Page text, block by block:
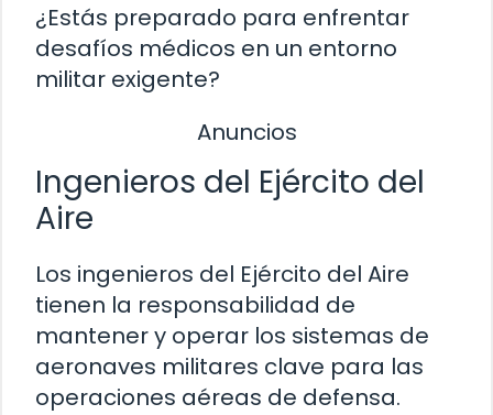
¿Estás preparado para enfrentar
desafíos médicos en un entorno
militar exigente?
Anuncios
Ingenieros del Ejército del
Aire
Los ingenieros del Ejército del Aire
tienen la responsabilidad de
mantener y operar los sistemas de
aeronaves militares clave para las
operaciones aéreas de defensa.